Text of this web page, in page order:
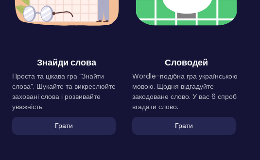
Знайди слова
Проста та цікава гра “Знайти
слова”. Шукайте та викреслюйте
заховані слова і розвивайте
уважність.
Грати
Словодей
Wordle-подібна гра українською
мовою. Щодня відгадуйте
закодоване слово. У вас 6 спроб
вгадати слово.
Грати